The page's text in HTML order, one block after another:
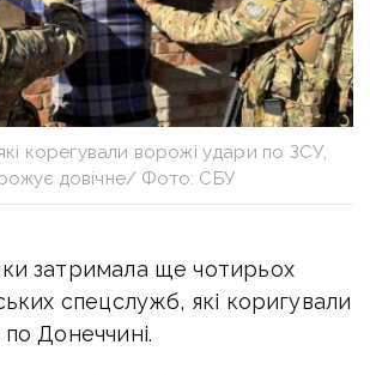
корегували ворожі удари по ЗСУ,
довічне/ Фото: СБУ
затримала ще чотирьох
спецслужб, які коригували
Донеччині.